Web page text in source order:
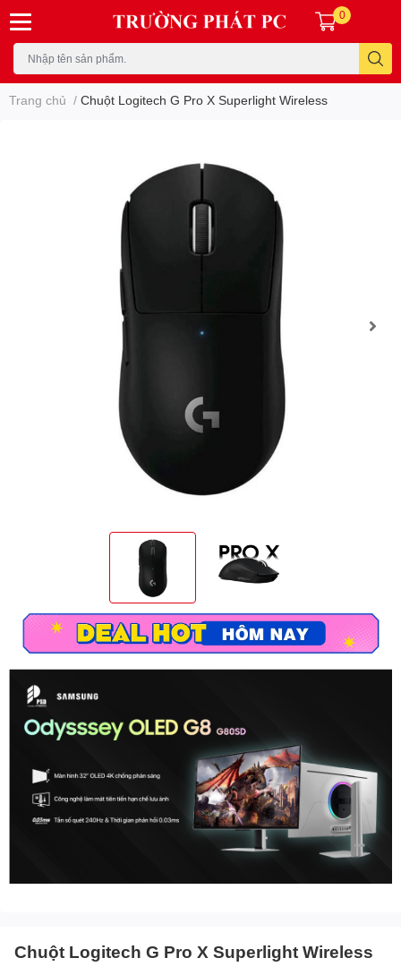
0
Trang chủ / Chuột Logitech G Pro X Superlight Wireless
Chuột Logitech G Pro X Superlight Wireless